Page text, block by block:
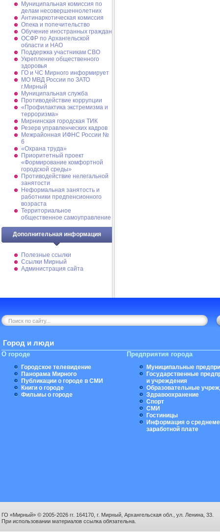
Муниципальная комиссия по
делам несовершеннолетних
Антинаркотическая комиссия
Опека и попечительство
Обучение иностранных граждан
ОСФР по Архангельской
области и НАО
Поддержка участникам СВО
Укрепление общественного
здоровья
ГО и ЧС Мирного информирует
МО МВД России по ЗАТО
г.Мирный
Муниципальная cлужба
Противодействие коррупции
«Профилактика экстремизма и
терроризма»
Мирнинская городская ТИК
Резерв управленческих кадров
Межрайонная ИФНС России №
6
«Охрана труда»
Приоритетный проект
«Формирование комфортной
городской среды»
Противодействие нелегальной
занятости
Неформальная занятость и
работники предпенсионного
возраста
Территориальное
общественное самоуправление
Дополнительная информация
Полезные ссылки
Ссылки Мирный
Администрация сайта
Город и люди
О городе
Городское телевидение
Панорама Мирного
Публикации о городе в СМИ
Книги о городе
Фильмы о городе
Предприятия города
Муниципальные
Государственные
и учреждения
Образовательные
Здравоохранение
Спорт
СМИ
Гостиницы
Информация о
заработной плате
ГО «Мирный» © 2005-2026 гг. 164170, г. Мирный, Архангельская обл., ул. Ленина, 33.
При использовании материалов ссылка обязательна.